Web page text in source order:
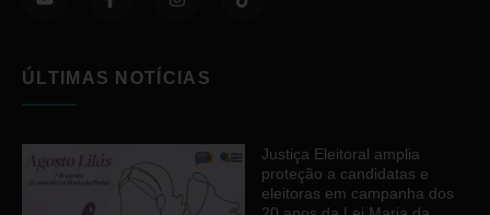
ÚLTIMAS NOTÍCIAS
Justiça Eleitoral amplia
proteção a candidatas e
eleitoras em campanha dos